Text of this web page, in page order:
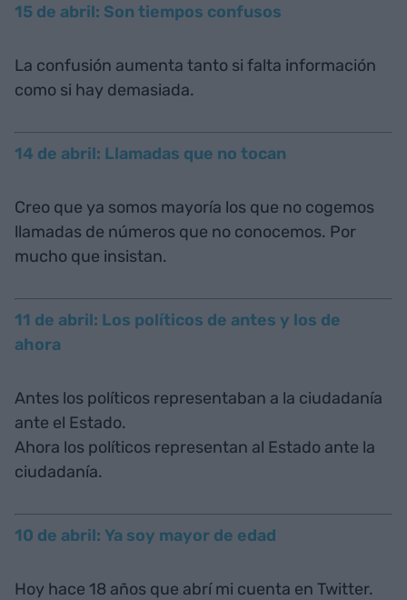
15 de abril: Son tiempos confusos
La confusión aumenta tanto si falta información
como si hay demasiada.
14 de abril: Llamadas que no tocan
Creo que ya somos mayoría los que no cogemos
llamadas de números que no conocemos. Por
mucho que insistan.
11 de abril: Los políticos de antes y los de
ahora
Antes los políticos representaban a la ciudadanía
ante el Estado.
Ahora los políticos representan al Estado ante la
ciudadanía.
10 de abril: Ya soy mayor de edad
Hoy hace 18 años que abrí mi cuenta en Twitter.